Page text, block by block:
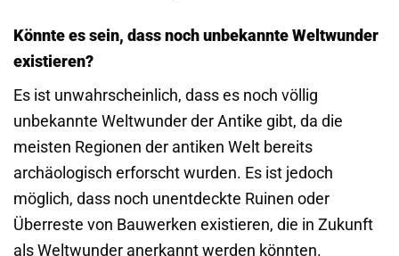
Könnte es sein, dass noch unbekannte Weltwunder
existieren?
Es ist unwahrscheinlich, dass es noch völlig
unbekannte Weltwunder der Antike gibt, da die
meisten Regionen der antiken Welt bereits
archäologisch erforscht wurden. Es ist jedoch
möglich, dass noch unentdeckte Ruinen oder
Überreste von Bauwerken existieren, die in Zukunft
als Weltwunder anerkannt werden könnten.